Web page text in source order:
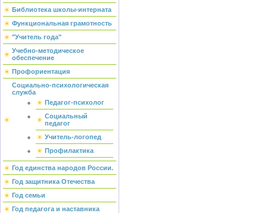
Библиотека школы-интерната
Функциональная грамотность
"Учитель года"
Учебно-методическое
обеспечение
Профориентация
Социально-психологическая
служба
Педагог-психолог
Социальный
педагог
Учитель-логопед
Профилактика
Год единства народов России.
Год защитника Отечества
Год семьи
Год педагога и наставника